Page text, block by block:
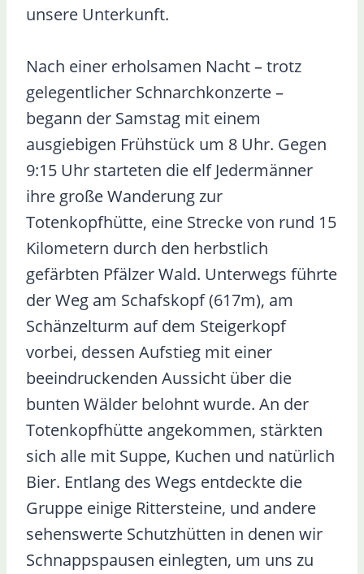
unsere Unterkunft.
Nach einer erholsamen Nacht – trotz
gelegentlicher Schnarchkonzerte –
begann der Samstag mit einem
ausgiebigen Frühstück um 8 Uhr. Gegen
9:15 Uhr starteten die elf Jedermänner
ihre große Wanderung zur
Totenkopfhütte, eine Strecke von rund 15
Kilometern durch den herbstlich
gefärbten Pfälzer Wald. Unterwegs führte
der Weg am Schafskopf (617m), am
Schänzelturm auf dem Steigerkopf
vorbei, dessen Aufstieg mit einer
beeindruckenden Aussicht über die
bunten Wälder belohnt wurde. An der
Totenkopfhütte angekommen, stärkten
sich alle mit Suppe, Kuchen und natürlich
Bier. Entlang des Wegs entdeckte die
Gruppe einige Rittersteine, und andere
sehenswerte Schutzhütten in denen wir
Schnappspausen einlegten, um uns zu